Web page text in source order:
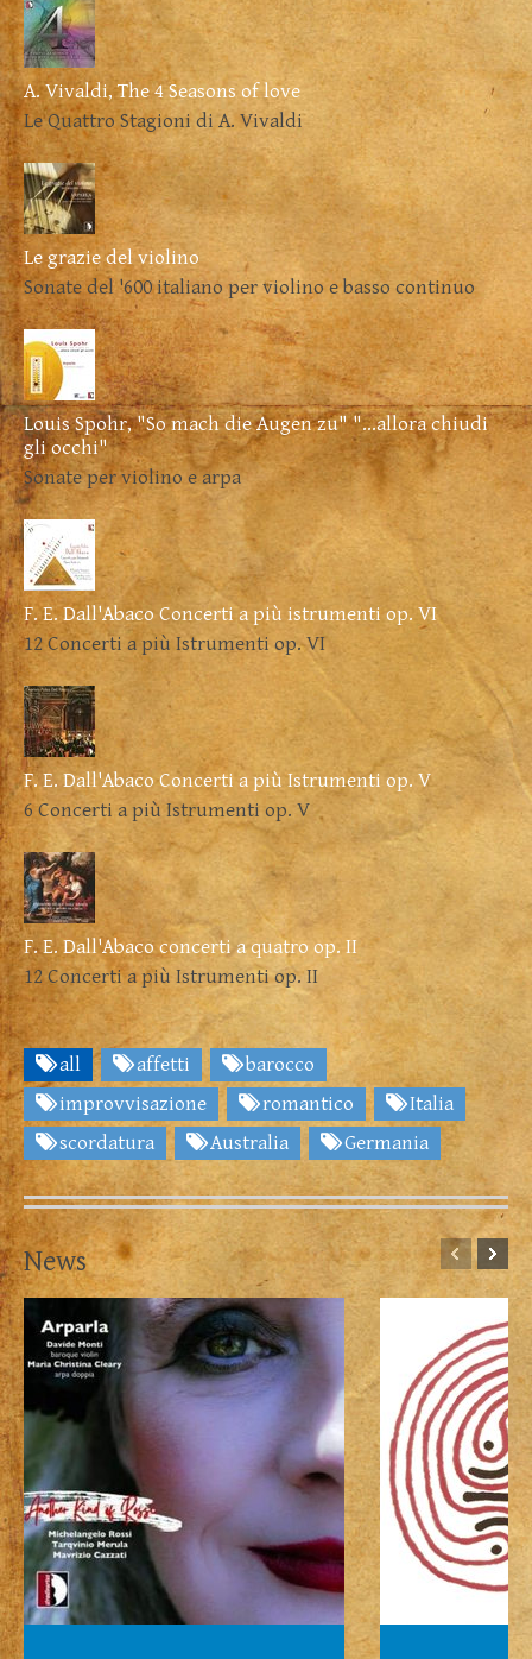
A. Vivaldi, The 4 Seasons of love
Le Quattro Stagioni di A. Vivaldi
Le grazie del violino
Sonate del '600 italiano per violino e basso continuo
Louis Spohr, "So mach die Augen zu" "...allora chiudi
gli occhi"
Sonate per violino e arpa
F. E. Dall'Abaco Concerti a più istrumenti op. VI
12 Concerti a più Istrumenti op. VI
F. E. Dall'Abaco Concerti a più Istrumenti op. V
6 Concerti a più Istrumenti op. V
F. E. Dall'Abaco concerti a quatro op. II
12 Concerti a più Istrumenti op. II
all affetti
barocco
improvvisazione
romantico
Italia
scordatura
Australia Germania
News